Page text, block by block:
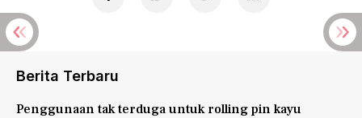
Berita Terbaru
Penggunaan tak terduga untuk rolling pin kayu